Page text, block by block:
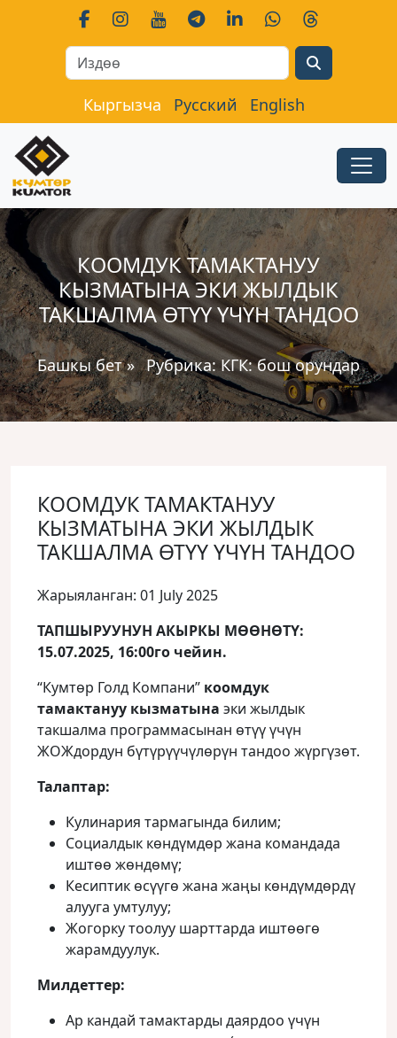
Кыргызча Русский English
КООМДУК ТАМАКТАНУУ
КЫЗМАТЫНА ЭКИ ЖЫЛДЫК
ТАКШАЛМА ӨТҮҮ ҮЧҮН ТАНДОО
Башкы бет» Рубрика:КГК: бош орундар
КООМДУК ТАМАКТАНУУ
КЫЗМАТЫНА ЭКИ ЖЫЛДЫК
ТАКШАЛМА ӨТҮҮ ҮЧҮН ТАНДОО
Жарыяланган: 01 July 2025
ТАПШЫРУУНУН АКЫРКЫ МӨӨНӨТҮ:
15.07.2025, 16:00го чейин.
“Кумтөр Голд Компани” коомдук
тамактануу кызматына эки жылдык
такшалма программасынан өтүү үчүн
ЖОЖдордун бүтүрүүчүлөрүн тандоо жүргүзөт.
Талаптар:
Кулинария тармагында билим;
Социалдык көндүмдөр жана командада
иштөө жөндөмү;
Кесиптик өсүүгө жана жаңы көндүмдөрдү
алууга умтулуу;
Жогорку тоолуу шарттарда иштөөгө
жарамдуулук.
Милдеттер:
Ар кандай тамактарды даярдоо үчүн